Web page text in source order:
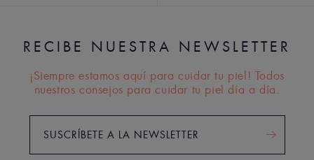
RECIBE NUESTRA NEWSLETTER
¡Siempre estamos aquí para cuidar tu piel! Todos
nuestros consejos para cuidar tu piel día a día.
SUSCRÍBETE A LA NEWSLETTER